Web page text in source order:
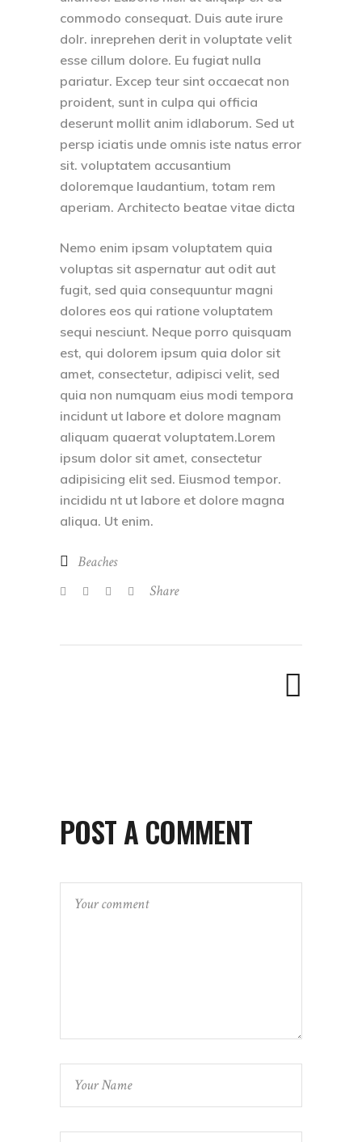
commodo consequat. Duis aute irure
dolr. inreprehen derit in voluptate velit
esse cillum dolore. Eu fugiat nulla
pariatur. Excep teur sint occaecat non
proident, sunt in culpa qui officia
deserunt mollit anim idlaborum. Sed ut
persp iciatis unde omnis iste natus error
sit. voluptatem accusantium
doloremque laudantium, totam rem
aperiam. Architecto beatae vitae dicta
Nemo enim ipsam voluptatem quia
voluptas sit aspernatur aut odit aut
fugit, sed quia consequuntur magni
dolores eos qui ratione voluptatem
sequi nesciunt. Neque porro quisquam
est, qui dolorem ipsum quia dolor sit
amet, consectetur, adipisci velit, sed
quia non numquam eius modi tempora
incidunt ut labore et dolore magnam
aliquam quaerat voluptatem.Lorem
ipsum dolor sit amet, consectetur
adipisicing elit sed. Eiusmod tempor.
incididu nt ut labore et dolore magna
aliqua. Ut enim.
Beaches
Share
POST A COMMENT